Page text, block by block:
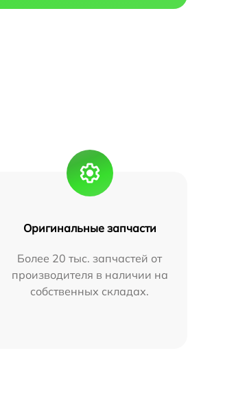
Оригинальные запчасти
Более 20 тыс. запчастей от
производителя в наличии на
собственных складах.